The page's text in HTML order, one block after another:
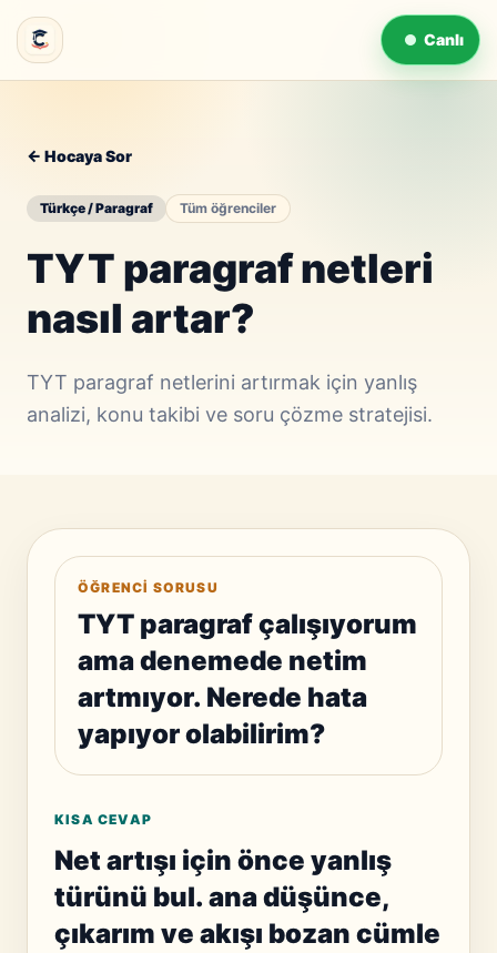
Canlı
← Hocaya Sor
Türkçe / Paragraf Tüm öğrenciler
TYT paragraf netleri
nasıl artar?
TYT paragraf netlerini artırmak için yanlış
analizi, konu takibi ve soru çözme stratejisi.
ÖĞRENCI SORUSU
TYT paragraf çalışıyorum
ama denemede netim
artmıyor. Nerede hata
yapıyor olabilirim?
KISA CEVAP
Net artışı için önce yanlış
türünü bul. ana düşünce,
çıkarım ve akışı bozan cümle